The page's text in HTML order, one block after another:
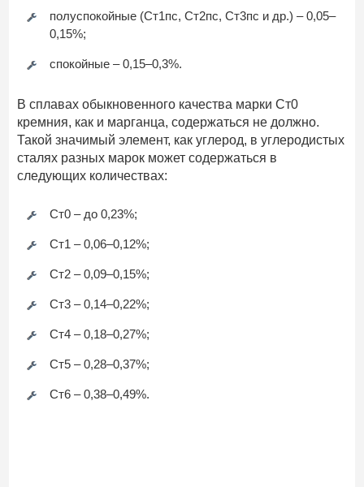
полуспокойные (Ст1пс, Ст2пс, Ст3пс и др.) – 0,05–
0,15%;
спокойные – 0,15–0,3%.
В сплавах обыкновенного качества марки Ст0
кремния, как и марганца, содержаться не должно.
Такой значимый элемент, как углерод, в углеродистых
сталях разных марок может содержаться в
следующих количествах:
Ст0 – до 0,23%;
Ст1 – 0,06–0,12%;
Ст2 – 0,09–0,15%;
Ст3 – 0,14–0,22%;
Ст4 – 0,18–0,27%;
Ст5 – 0,28–0,37%;
Ст6 – 0,38–0,49%.